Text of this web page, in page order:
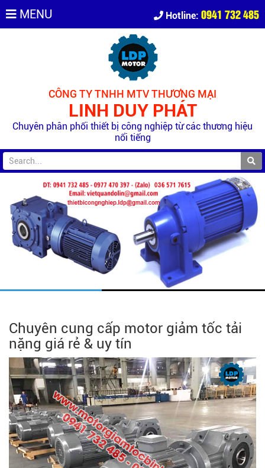
MENU Hotline: 0941 732 485
CÔNG TY TNHH MTV THƯƠNG MẠI
LINH DUY PHÁT
Chuyên phân phối thiết bị công nghiệp từ các thương hiệu
nổi tiếng
Chuyên cung cấp motor giảm tốc tải
nặng giá rẻ & uy tín